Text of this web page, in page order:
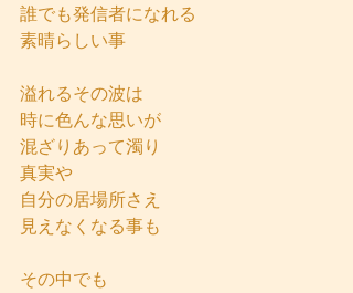
誰でも発信者になれる
素晴らしい事
溢れるその波は
時に色んな思いが
混ざりあって濁り
真実や
自分の居場所さえ
見えなくなる事も
その中でも